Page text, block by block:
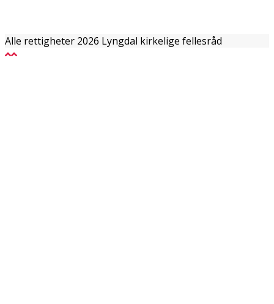
Alle rettigheter 2026 Lyngdal kirkelige fellesråd